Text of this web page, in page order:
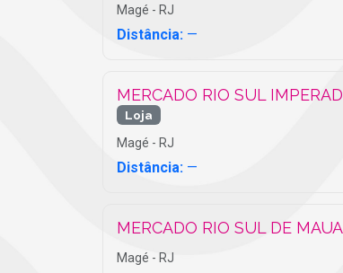
Magé - RJ
Distância: —
MERCADO RIO SUL
Loja
Magé - RJ
Distância: —
MERCADO RIO SUL DE MAUA
Magé - RJ